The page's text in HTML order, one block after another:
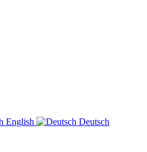
English Deutsch